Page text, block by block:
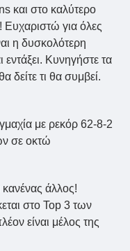
και στο καλύτερο
για όλες
η δυσκολότερη
Κυνηγήστε τα
δείτε τι θα συμβεί.
με ρεκόρ 62-8-2
σε οκτώ
κανένας άλλος!
στο Top 3 των
είναι μέλος της